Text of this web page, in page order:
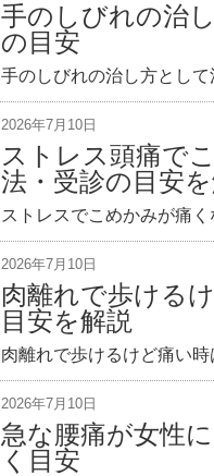
手のしびれの治
の目安
手のしびれの治し方とし
2026年7月10日
ストレス頭痛で
法・受診の目安
ストレスでこめかみが痛
2026年7月10日
肉離れで歩ける
目安を解説
肉離れで歩けるけど痛い
2026年7月10日
急な腰痛が女性
く目安